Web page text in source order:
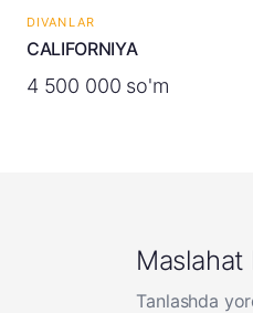
DIVANLAR
CALIFORNIYA
4 500 000 so'm
Maslahat
Tanlashda